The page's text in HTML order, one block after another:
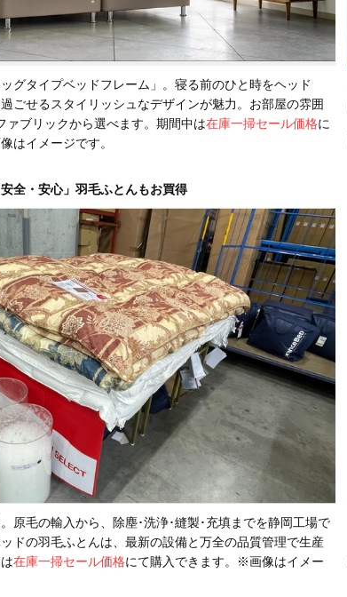
グタイプベッドフレーム」。寝る前のひと時をヘッド
ごせるスタイリッシュなデザインが魅力。お部屋の雰囲
ァブリックから選べます。期間中は在庫一掃セール価格に
はイメージです。
全・安心」羽毛ふとんもお買得
原毛の輸入から、除塵･洗浄･縫製･充填までを静岡工場で
ドの羽毛ふとんは、最新の設備と万全の品質管理で生産
在庫一掃セール価格にて購入できます。※画像はイメー